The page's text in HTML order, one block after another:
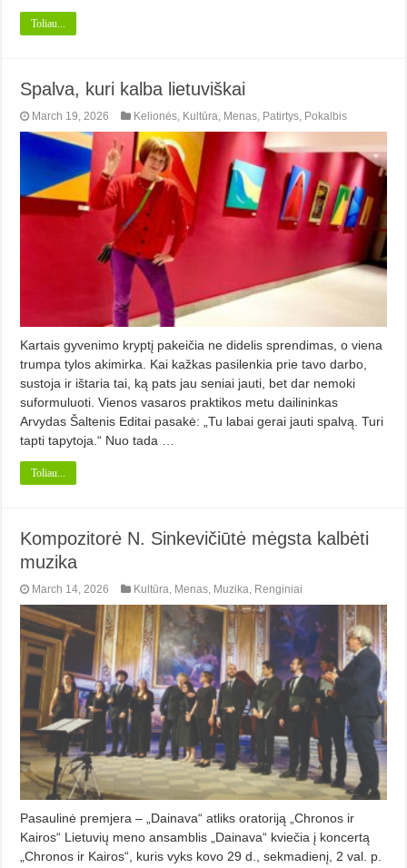
Toliau...
Spalva, kuri kalba lietuviškai
March 19, 2026 Kelionės, Kultūra, Menas, Patirtys, Pokalbis
Kartais gyvenimo kryptį pakeičia ne didelis sprendimas, o viena
trumpa tylos akimirka. Kai kažkas pasilenkia prie tavo darbo,
sustoja ir ištaria tai, ką pats jau seniai jauti, bet dar nemoki
suformuluoti. Vienos vasaros praktikos metu dailininkas
Arvydas Šaltenis Editai pasakė: „Tu labai gerai jauti spalvą. Turi
tapti tapytoja.“ Nuo tada …
Toliau...
Kompozitorė N. Sinkevičiūtė mėgsta kalbėti
muzika
March 14, 2026 Kultūra, Menas, Muzika, Renginiai
Pasaulinė premjera – „Dainava“ atliks oratoriją „Chronos ir
Kairos“ Lietuvių meno ansamblis „Dainava“ kviečia į koncertą
„Chronos ir Kairos“, kuris vyks kovo 29 d., sekmadienį, 2 val. p.